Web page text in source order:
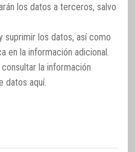
los datos a terceros, salvo
suprimir los datos, así como
en la información adicional.
la información
datos aquí.